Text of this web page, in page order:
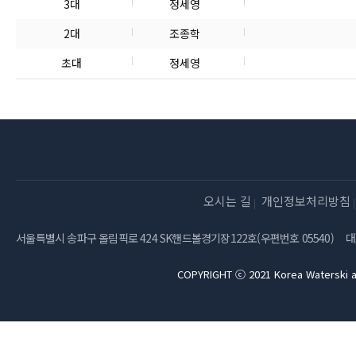
3대
정세영
2대
조종학
초대
정세영
오시는 길 개인정보처리방침
서울특별시 송파구 올림픽로 424 SK핸드볼경기장122호(우편번호 05540)
COPYRIGHT ⓒ 2021 Korea Waterski